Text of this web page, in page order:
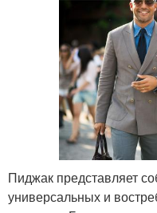
Пиджак представляет
универсальных и